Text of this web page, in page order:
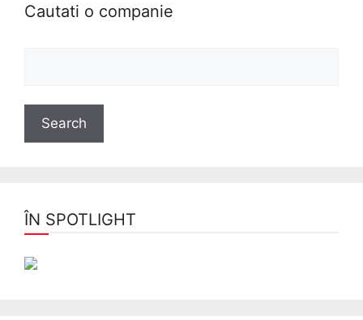
Cautati o companie
ÎN SPOTLIGHT